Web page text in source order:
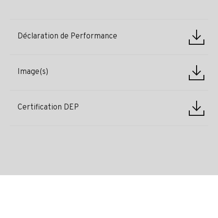
Déclaration de Performance
Image(s)
Certification DEP